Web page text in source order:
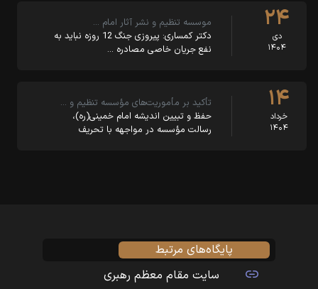
۲۴
دی
۱۴۰۴
موسسه تنظیم و نشر آثار امام …
دکتر کمساری: پیروزی جنگ 12 روزه نباید به
نفع جریان خاصی مصادره …
۱۴
خرداد
۱۴۰۴
تأکید بر مأموریت‌های مؤسسه تنظیم و …
حفظ و تبیین اندیشه امام خمینی(ره)،
رسالت مؤسسه در مواجهه با تحریف
پایگاه‌های مرتبط
سایت مقام معظم رهبری